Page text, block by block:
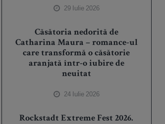
29 Iulie 2026
Căsătoria nedorită de
Catharina Maura – romance-ul
care transformă o căsătorie
aranjată într-o iubire de
neuitat
24 Iulie 2026
Rockstadt Extreme Fest 2026.